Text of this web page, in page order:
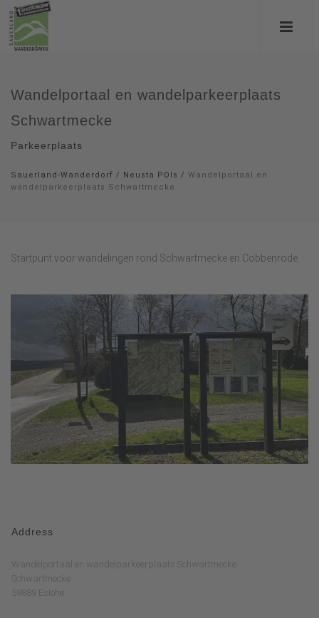
Wandelportaal en wandelparkeerplaats
Schwartmecke
Parkeerplaats
Sauerland-Wanderdorf / Neusta POIs / Wandelportaal en
wandelparkeerplaats Schwartmecke
Startpunt voor wandelingen rond Schwartmecke en Cobbenrode.
Address
Wandelportaal en wandelparkeerplaats Schwartmecke
Schwartmecke
59889 Eslohe